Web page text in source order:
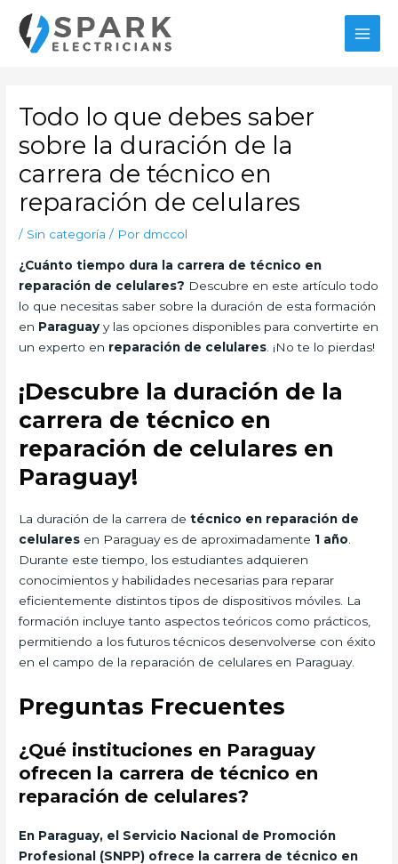
contenido
Todo lo que debes saber
sobre la duración de la
carrera de técnico en
reparación de celulares
/ Sin categoría / Por dmccol
¿Cuánto tiempo dura la carrera de técnico en
reparación de celulares? Descubre en este artículo todo
lo que necesitas saber sobre la duración de esta formación
en Paraguay y las opciones disponibles para convertirte en
un experto en reparación de celulares . ¡No te lo pierdas!
¡Descubre la duración de la
carrera de técnico en
reparación de celulares en
Paraguay!
La duración de la carrera detécnico en reparación de
celulares en Paraguay es de aproximadamente 1 año
Durante este tiempo, los estudiantes adquieren
conocimientos y habilidades necesarias para reparar
eficientemente distintos tipos de dispositivos móviles. La
formación incluye tanto aspectos teóricos como prácticos,
permitiendo a los futuros técnicos desenvolverse con éxito
en el campo de la reparación de celulares en Paraguay.
Preguntas Frecuentes
¿Qué instituciones en Paraguay
ofrecen la carrera de técnico en
reparación de celulares?
En Paraguay, el Servicio Nacional de Promoción
Profesional (SNPP) ofrece la carrera de técnico en